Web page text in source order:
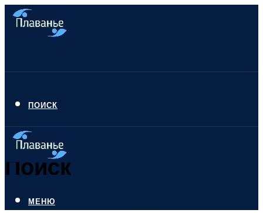
ПОИСК
Поиск
МЕНЮ